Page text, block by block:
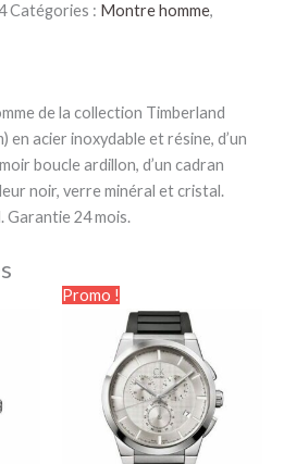
Catégories : Montre homme,
de la collection Timberland
en acier inoxydable et résine, d’un
boucle ardillon, d’un cadran
noir, verre minéral et cristal.
Garantie 24 mois.
Promo !
prix
initial
était :
400.00€.
prix
actuel
est :
248.00€.